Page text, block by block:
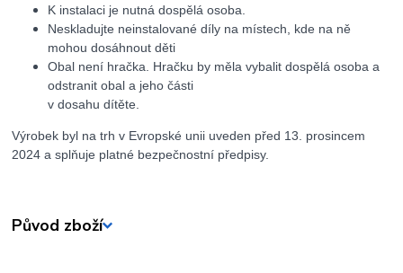
K instalaci je nutná dospělá osoba.
Neskladujte neinstalované díly na místech, kde na ně
mohou dosáhnout děti
Obal není hračka. Hračku by měla vybalit dospělá osoba a
odstranit obal a jeho části
v dosahu dítěte.
Výrobek byl na trh v Evropské unii uveden před 13. prosincem
2024 a splňuje platné bezpečnostní předpisy.
Původ zboží